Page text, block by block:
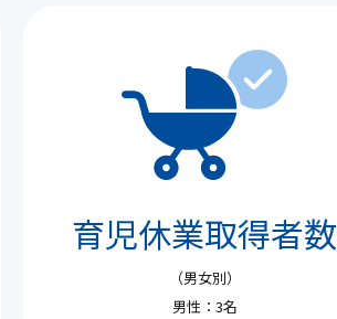
育児休業取得者数
（男女別）
男性：3名